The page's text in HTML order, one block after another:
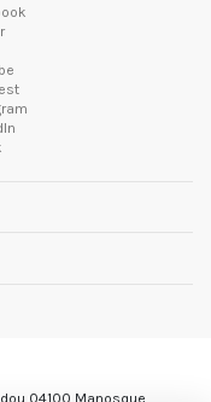
04100 Manosque.